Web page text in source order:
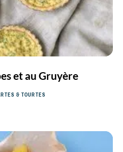
et au Gruyère
& TOURTES